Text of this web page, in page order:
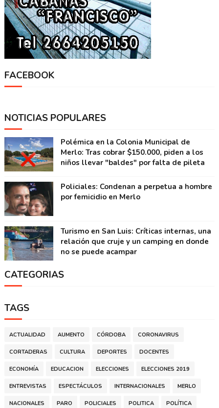
FACEBOOK
NOTICIAS POPULARES
Polémica en la Colonia Municipal de
Merlo: Tras cobrar $150.000, piden a los
niños llevar "baldes" por falta de pileta
Policiales: Condenan a perpetua a hombre
por femicidio en Merlo
Turismo en San Luis: Críticas internas, una
relación que cruje y un camping en donde
no se puede acampar
CATEGORIAS
TAGS
ACTUALIDAD AUMENTO CÓRDOBA CORONAVIRUS
CORTADERAS CULTURA DEPORTES DOCENTES
ECONOMÍA EDUCACION ELECCIONES ELECCIONES 2019
ENTREVISTAS ESPECTÁCULOS INTERNACIONALES MERLO
NACIONALES PARO POLICIALES POLITICA POLÍTICA